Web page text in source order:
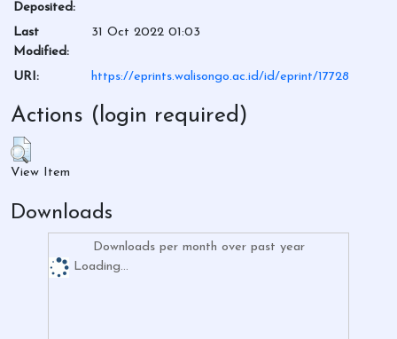
Deposited:
Last
Modified:
31 Oct 2022 01:03
URI: https://eprints.walisongo.ac.id/id/eprint/17728
Actions (login required)
View Item
Downloads
Downloads per month over past year
Loading...